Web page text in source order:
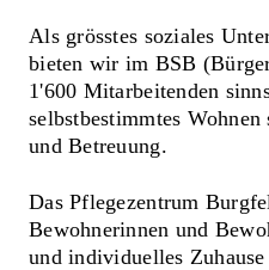
Als grösstes soziales
bieten wir im BSB
1'600 Mitarbeitenden
selbstbestimmtes
und Betreuung.
Das Pflegezentrum
Bewohnerinnen und
und individuelles